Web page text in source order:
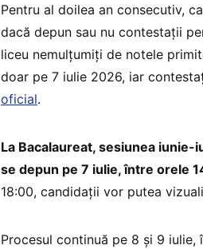
Pentru al doilea an consecutiv,
dacă depun sau nu contestații
liceu nemulțumiți de notele
doar pe 7 iulie 2026, iar
oficial.
La Bacalaureat, sesiunea
se depun pe 7 iulie, între orele
18:00, candidații vor putea
Procesul continuă pe 8 și 9